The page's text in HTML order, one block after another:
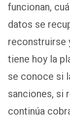
funcionan,
datos se
reconstruirse
tiene hoy la
se conoce si
sanciones, si
continúa